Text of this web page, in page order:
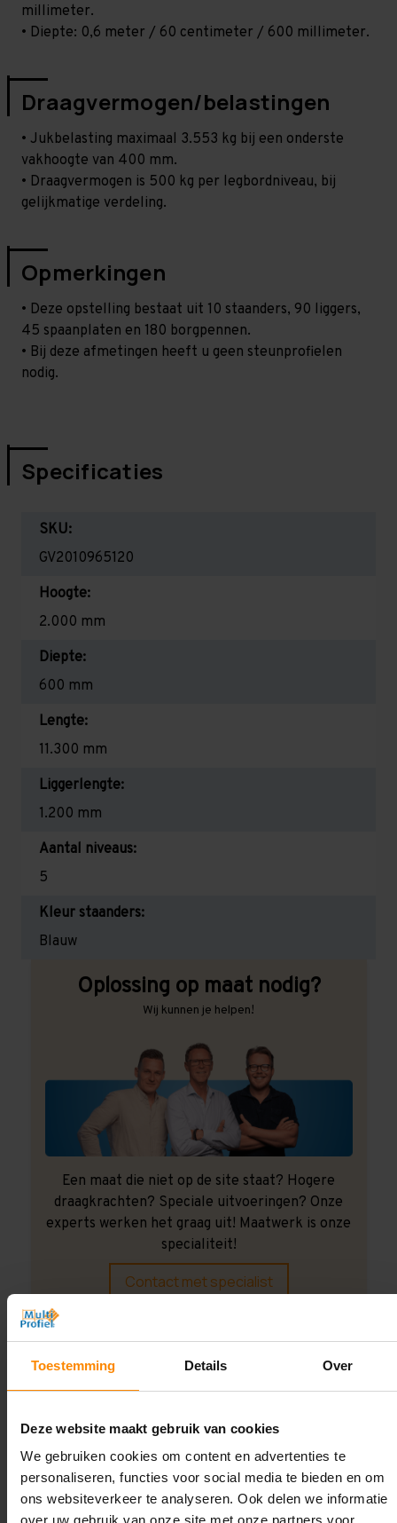
Toestemming Details Over
Deze website maakt gebruik van cookies
We gebruiken cookies om content en advertenties te
personaliseren, functies voor social media te bieden en om
ons websiteverkeer te analyseren. Ook delen we informatie
over uw gebruik van onze site met onze partners voor
millimeter.
• Diepte: 0,6 meter / 60 centimeter / 600 millimeter.
Draagvermogen/belastingen
• Jukbelasting maximaal 3.553 kg bij een onderste
vakhoogte van 400 mm.
• Draagvermogen is 500 kg per legbordniveau, bij
gelijkmatige verdeling.
Opmerkingen
• Deze opstelling bestaat uit 10 staanders, 90 liggers,
45 spaanplaten en 180 borgpennen.
• Bij deze afmetingen heeft u geen steunprofielen
nodig.
Specificaties
SKU:
GV2010965120
Hoogte:
2.000 mm
Diepte:
600 mm
Lengte:
11.300 mm
Liggerlengte:
1.200 mm
Aantal niveaus:
5
Kleur staanders:
Blauw
Oplossing op maat nodig?
Wij kunnen je helpen!
Een maat die niet op de site staat? Hogere
draagkrachten? Speciale uitvoeringen? Onze
experts werken het graag uit! Maatwerk is onze
specialiteit!
Contact met specialist
Montage uitbesteden?
Laat ons het doen!